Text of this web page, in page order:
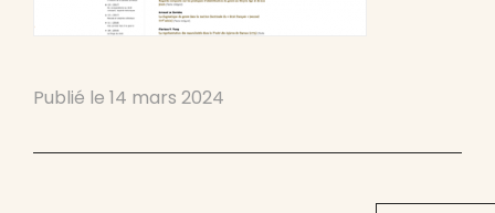
Publié le 14 mars 2024